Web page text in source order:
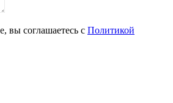
вы соглашаетесь с Политикой